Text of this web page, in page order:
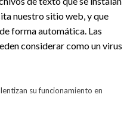
nuestro sitio web, y que
forma automática. Las
considerar como un virus
su funcionamiento en